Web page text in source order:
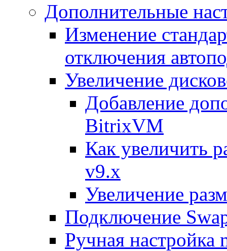
Дополнительные
Изменение
отключения
Увеличение
Добавление
BitrixVM
Как увеличить
v9.x
Увеличение
Подключение
Ручная настройка